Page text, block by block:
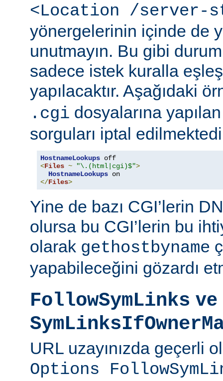
<Location /server-
yönergelerinin içinde de
unutmayın. Bu gibi
sadece istek kuralla
yapılacaktır. Aşağıdaki
.cgi dosyalarına
sorguları iptal
HostnameLookups
<Files ~ "\.(html|cgi)$">
HostnameLookups
</Files>
Yine de bazı CGI’lerin
olursa bu CGI’lerin bu
olarak gethostbyname
yapabileceğini gözardı
FollowSymLinks ve
URL uzayınızda geçerli
Options